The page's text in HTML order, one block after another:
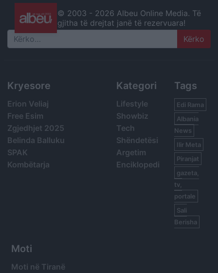
© 2003 - 2026 Albeu Online Media. Të
gjitha të drejtat janë të rezervuara!
Search
Kryesore
Erion Veliaj
Free Esim
Zgjedhjet 2025
Belinda Balluku
SPAK
Kombëtarja
Kategori
Lifestyle
Showbiz
Tech
Shëndetësi
Argetim
Enciklopedi
Tags
Edi Rama
Albania
News
Ilir Meta
Piranjat
gazeta,
tv,
portale
Sali
Berisha
Moti
Moti në Tiranë